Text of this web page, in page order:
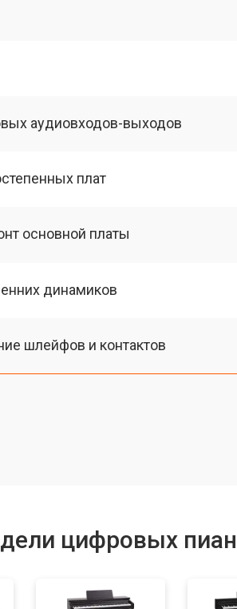
аудиовходов-выходов
плат
основной платы
динамиков
шлейфов и контактов
резинок механизма
цифровых